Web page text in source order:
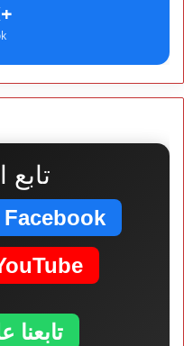
+142K
تابع
Facebook